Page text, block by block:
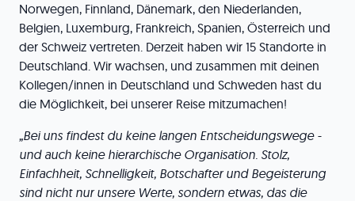
Norwegen, Finnland, Dänemark, den Niederlanden,
Belgien, Luxemburg, Frankreich, Spanien, Österreich und
der Schweiz vertreten. Derzeit haben wir 15 Standorte in
Deutschland. Wir wachsen, und zusammen mit deinen
Kollegen/innen in Deutschland und Schweden hast du
die Möglichkeit, bei unserer Reise mitzumachen!
„Bei uns findest du keine langen Entscheidungswege -
und auch keine hierarchische Organisation. Stolz,
Einfachheit, Schnelligkeit, Botschafter und Begeisterung
sind nicht nur unsere Werte, sondern etwas, das die